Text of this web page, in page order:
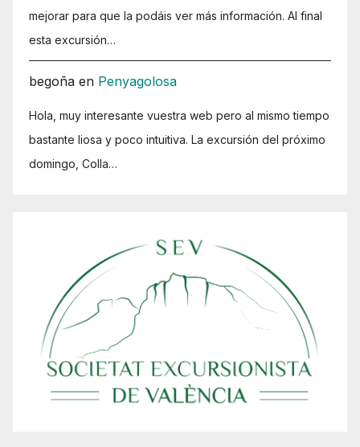
mejorar para que la podáis ver más información. Al final
esta excursión…
begoña en Penyagolosa
Hola, muy interesante vuestra web pero al mismo tiempo
bastante liosa y poco intuitiva. La excursión del próximo
domingo, Colla…